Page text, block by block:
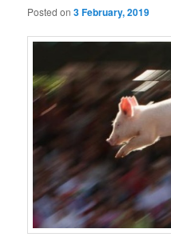
Posted on3 February, 2019